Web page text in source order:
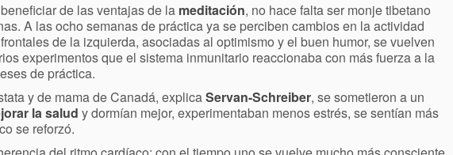
de las ventajas de la meditación, no hace falta ser monje tibetano
A las ocho semanas de práctica ya se perciben cambios en la actividad
de la izquierda, asociadas al optimismo y el buen humor, se vuelven
experimentos que el sistema inmunitario reaccionaba con más fuerza a la
de práctica.
y de mama de Canadá, explicaServan-Schreiber, se sometieron a un
la salud y dormían mejor, experimentaban menos estrés, se sentían más
se reforzó.